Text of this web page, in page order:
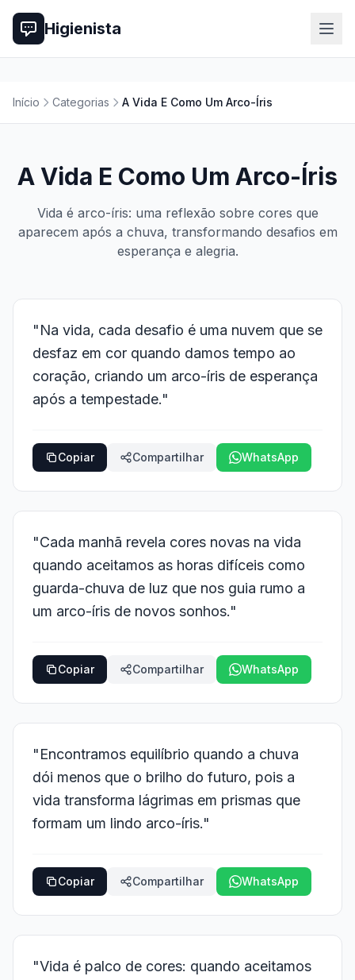
Higienista
Início Categorias A Vida E Como Um Arco-Íris
A Vida E Como Um Arco-Íris
Vida é arco-íris: uma reflexão sobre cores que
aparecem após a chuva, transformando desafios em
esperança e alegria.
"Na vida, cada desafio é uma nuvem que se
desfaz em cor quando damos tempo ao
coração, criando um arco-íris de esperança
após a tempestade."
Copiar Compartilhar WhatsApp
"Cada manhã revela cores novas na vida
quando aceitamos as horas difíceis como
guarda-chuva de luz que nos guia rumo a
um arco-íris de novos sonhos."
Copiar Compartilhar WhatsApp
"Encontramos equilíbrio quando a chuva
dói menos que o brilho do futuro, pois a
vida transforma lágrimas em prismas que
formam um lindo arco-íris."
Copiar Compartilhar WhatsApp
"Vida é palco de cores: quando aceitamos